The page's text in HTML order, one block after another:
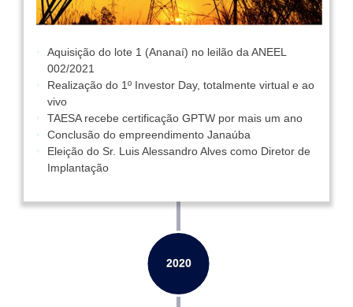
Aquisição do lote 1 (Ananaí) no leilão da ANEEL
002/2021
Realização do 1º Investor Day, totalmente virtual e ao
vivo
TAESA recebe certificação GPTW por mais um ano
Conclusão do empreendimento Janaúba
Eleição do Sr. Luis Alessandro Alves como Diretor de
Implantação